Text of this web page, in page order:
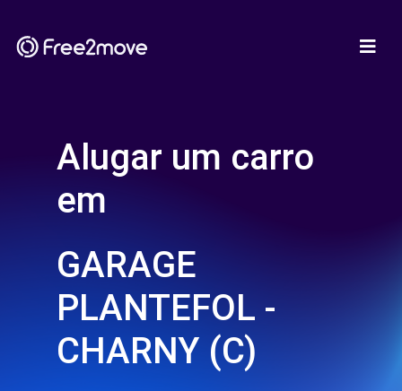
Alugar um carro
em
GARAGE
PLANTEFOL -
CHARNY (C)